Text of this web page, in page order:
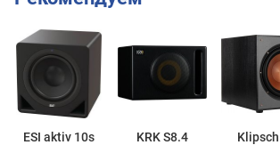
ESI aktiv 10s KRK S8.4
Klipsch